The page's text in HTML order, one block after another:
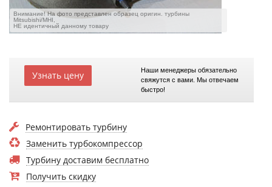
Внимание! На фото представлен образец оригин. турбины
Mitsubishi/MHI,
НЕ идентичный данному товару
Узнать цену
Наши менеджеры обязательно
свяжутся с вами. Мы отвечаем
быстро!
Ремонтировать турбину
Заменить турбокомпрессор
Турбину доставим бесплатно
Получить скидку